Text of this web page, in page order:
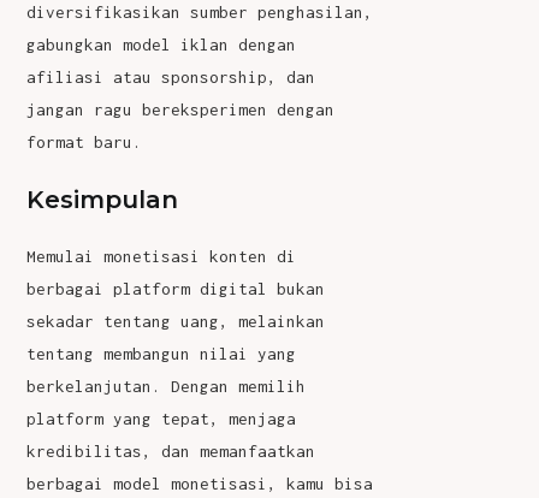
diversifikasikan sumber penghasilan,
gabungkan model iklan dengan
afiliasi atau sponsorship, dan
jangan ragu bereksperimen dengan
format baru.
Kesimpulan
Memulai monetisasi konten di
berbagai platform digital bukan
sekadar tentang uang, melainkan
tentang membangun nilai yang
berkelanjutan. Dengan memilih
platform yang tepat, menjaga
kredibilitas, dan memanfaatkan
berbagai model monetisasi, kamu bisa